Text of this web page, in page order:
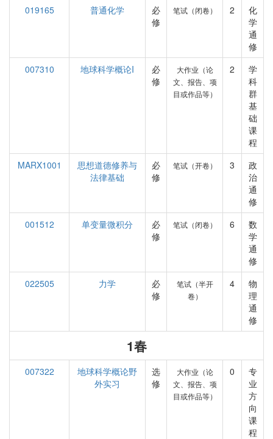
019165
普通化学
必
修
笔试（闭卷） 2
化
学
通
修
007310
地球科学概论I
必
修
大作业（论
文、报告、项
目或作品等）
2
学
科
群
基
础
课
程
MARX1001
思想道德修养与
法律基础
必
修
笔试（开卷） 3
政
治
通
修
001512
单变量微积分
必
修
笔试（闭卷） 6
数
学
通
修
022505
力学
必
修
笔试（半开
卷）
4
物
理
通
修
1春
007322
地球科学概论野
外实习
选
修
大作业（论
文、报告、项
目或作品等）
0
专
业
方
向
课
程